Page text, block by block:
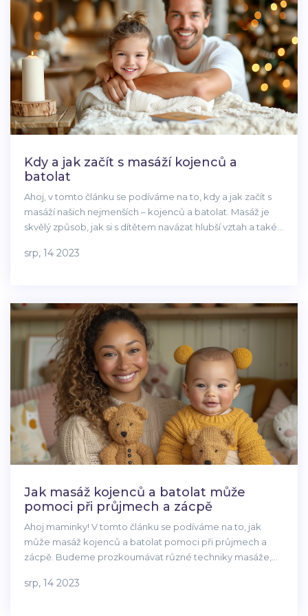
Kdy a jak začít s masáží kojenců a
batolat
Ahoj, v tomto článku se podíváme na to, kdy a jak začít s
masáží našich nejmenších – kojenců a batolat. Masáž je
skvělý způsob, jak si s dítětem navázat hlubší vztah a také
osvědčené techniky a tipy, jak na masáž správně. Sledujte
srp, 14 2023
Jak masáž kojenců a batolat může
pomoci při průjmech a zácpě
Ahoj maminky! V tomto článku se podíváme na to, jak
může masáž kojenců a batolat pomoci při průjmech a
zácpě. Budeme prozkoumávat různé techniky masáže,
problémů. Věřte mi, že řádně provedená masáž může
srp, 14 2023